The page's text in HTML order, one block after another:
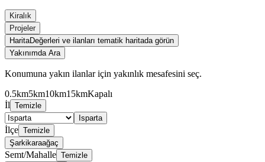
Kiralık
Projeler
HaritaDeğerleri ve ilanları tematik haritada görün
Yakınımda Ara
Konumuna yakın ilanlar için yakınlık mesafesini seç.
0.5km5km10km15kmKapalı
İl Temizle
Isparta
İlçe Temizle
Şarkikaraağaç
Semt/Mahalle Temizle